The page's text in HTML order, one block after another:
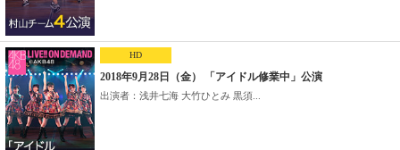
HD
2018年9月28日（金） 「アイドル修業中」公演
出演者：浅井七海 大竹ひとみ 黒須...